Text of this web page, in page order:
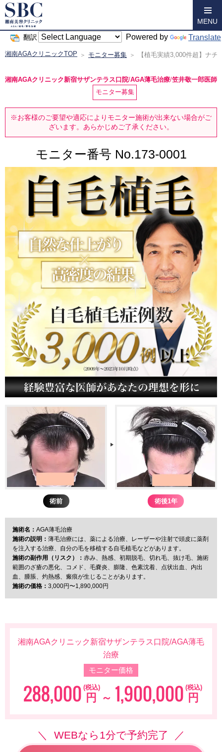
翻訳 Powered by Translate
MENU
湘南AGAクリニックTOP モニター募集 【植毛実績3,000件超】ナ
湘南AGAクリニック新宿サザンテラス口院/AGA薄毛治療/笠井敬一郎医師
モニター募集
※お客様のご要望や適応によりモニター施術が出来ない場合がご
ざいます。あらかじめご了承ください。
モニター番号 No.173-0001
術前 術後1年
施術名： AGA薄毛治療
施術の説明： 薄毛治療には、薬による治療、レーザーや注射で頭皮に薬剤
を注入する治療、自分の毛を移植する自毛植毛などがあります。
施術の副作用（リスク）： 赤み、熱感、初期脱毛、切れ毛、抜け毛、施術
範囲のざ瘡の悪化、コメド、毛嚢炎、膨隆、色素沈着、点状出血、内出
血、腫脹、灼熱感、瘢痕が生じることがあります。
施術の価格： 3,000円〜1,890,000円
湘南AGAクリニック新宿サザンテラス口院/AGA薄毛
治療
モニター価格
288,000 円
(税込)
～ 1,900,000 円
(税込)
WEBなら1分で予約完了